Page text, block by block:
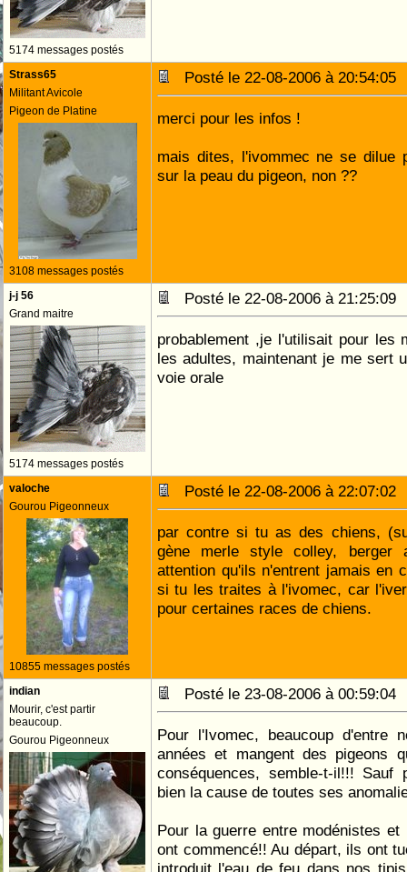
5174 messages postés
Strass65
Militant Avicole
Pigeon de Platine
3108 messages postés
Posté le 22-08-2006 à
merci pour les infos !
mais dites, l'ivommec ne se dilue
sur la peau du pigeon, non ??
j-j 56
Grand maitre
5174 messages postés
Posté le 22-08-2006 à
probablement ,je l'utilisait pour les
les adultes, maintenant je me sert
voie orale
valoche
Gourou Pigeonneux
10855 messages postés
Posté le 22-08-2006 à
par contre si tu as des chiens,
gène merle style colley, berger
attention qu'ils n'entrent jamais en
si tu les traites à l'ivomec, car
pour certaines races de chiens.
indian
Mourir, c'est partir
beaucoup.
Gourou Pigeonneux
Posté le 23-08-2006 à
Pour l'Ivomec, beaucoup d'entre
années et mangent des pigeons
conséquences, semble-t-il!!!
bien la cause de toutes ses
Pour la guerre entre modénistes
ont commencé!! Au départ, ils ont
introduit l'eau de feu dans nos